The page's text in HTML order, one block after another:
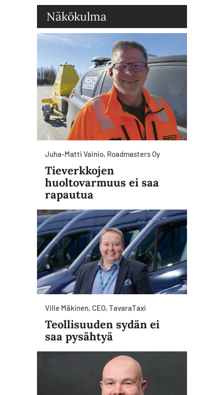
Näkökulma
Juha-Matti Vainio, Roadmasters Oy
Tieverkkojen
huoltovarmuus ei saa
rapautua
Ville Mäkinen, CEO, TavaraTaxi
Teollisuuden sydän ei
saa pysähtyä